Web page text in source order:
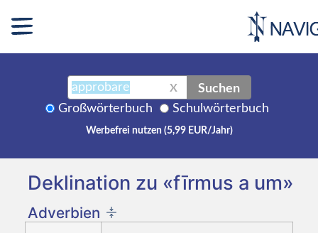
X Suchen
Großwörterbuch Schulwörterbuch
Werbefrei nutzen (5,99 EUR/Jahr)
Deklination zu «fīrmus a um»
Adverbien